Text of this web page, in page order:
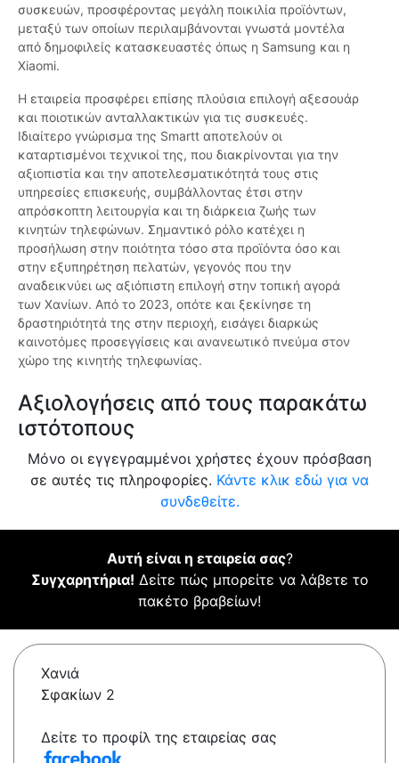
συσκευών, προσφέροντας μεγάλη ποικιλία προϊόντων,
μεταξύ των οποίων περιλαμβάνονται γνωστά μοντέλα
από δημοφιλείς κατασκευαστές όπως η Samsung και η
Xiaomi.
Η εταιρεία προσφέρει επίσης πλούσια επιλογή αξεσουάρ
και ποιοτικών ανταλλακτικών για τις συσκευές.
Ιδιαίτερο γνώρισμα της Smartt αποτελούν οι
καταρτισμένοι τεχνικοί της, που διακρίνονται για την
αξιοπιστία και την αποτελεσματικότητά τους στις
υπηρεσίες επισκευής, συμβάλλοντας έτσι στην
απρόσκοπτη λειτουργία και τη διάρκεια ζωής των
κινητών τηλεφώνων. Σημαντικό ρόλο κατέχει η
προσήλωση στην ποιότητα τόσο στα προϊόντα όσο και
στην εξυπηρέτηση πελατών, γεγονός που την
αναδεικνύει ως αξιόπιστη επιλογή στην τοπική αγορά
των Χανίων. Από το 2023, οπότε και ξεκίνησε τη
δραστηριότητά της στην περιοχή, εισάγει διαρκώς
καινοτόμες προσεγγίσεις και ανανεωτικό πνεύμα στον
χώρο της κινητής τηλεφωνίας.
Αξιολογήσεις από τους παρακάτω
ιστότοπους
Μόνο οι εγγεγραμμένοι χρήστες έχουν πρόσβαση
σε αυτές τις πληροφορίες. Κάντε κλικ εδώ για να
συνδεθείτε.
Αυτή είναι η εταιρεία σας?
Συγχαρητήρια! Δείτε πώς μπορείτε να λάβετε το
πακέτο βραβείων!
Χανιά
Σφακίων 2
Δείτε το προφίλ της εταιρείας σας